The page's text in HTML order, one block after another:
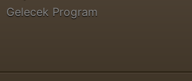
Gelecek Program